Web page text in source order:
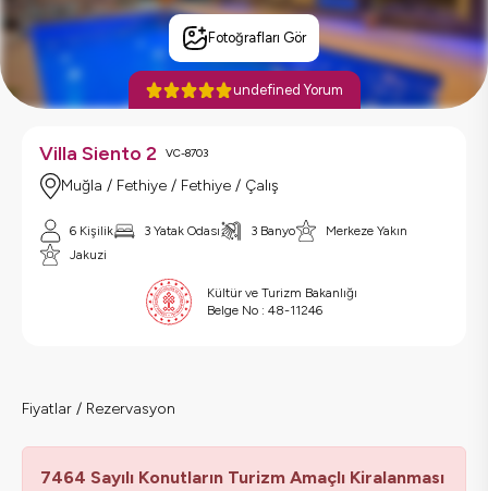
Fotoğrafları Gör
undefined Yorum
Villa Siento 2 VC-8703
Muğla / Fethiye / Fethiye / Çalış
6 Kişilik 3 Yatak Odası 3 Banyo
Merkeze Yakın
Jakuzi
Kültür ve Turizm Bakanlığı
Belge No : 48-11246
Fiyatlar / Rezervasyon
7464 Sayılı Konutların Turizm Amaçlı Kiralanması